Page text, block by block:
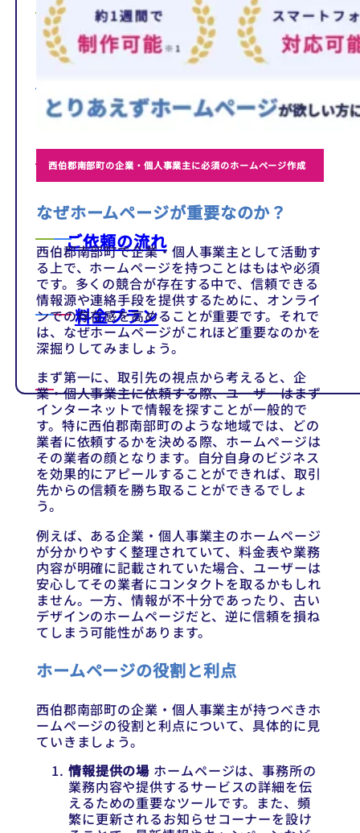
選ばれる理由
制作事例
ご依頼の流れ
料金プラン
西伯郡南部町の企業・個人事業主に必須のホームページ作成
なぜホームページが重要なのか？
西伯郡南部町で企業・個人事業主として活動す
る上で、ホームページを持つことはもはや必須
です。多くの競合が存在する中で、信頼できる
情報源や連絡手段を提供するために、オンライ
ンでの存在感を高めることが重要です。それで
は、なぜホームページがこれほど重要なのかを
深掘りしてみましょう。
まず第一に、取引先の視点から考えると、企
業・個人事業主に依頼する際、ユーザーはまず
インターネットで情報を探すことが一般的で
す。特に西伯郡南部町のような地域では、どの
業者に依頼するかを決める際、ホームページは
その業者の顔となります。自分自身のビジネス
を効果的にアピールすることができれば、取引
先からの信頼を勝ち取ることができるでしょ
う。
例えば、ある企業・個人事業主のホームページ
が分かりやすく整理されていて、料金表や業務
内容が明確に記載されていた場合、ユーザーは
安心してその業者にコンタクトを取るかもしれ
ません。一方、情報が不十分であったり、古い
デザインのホームページだと、逆に信頼を損ね
てしまう可能性があります。
ホームページの役割と利点
西伯郡南部町の企業・個人事業主が持つべきホ
ームページの役割と利点について、具体的に見
ていきましょう。
情報提供の場 ホームページは、事務所の
業務内容や提供するサービスの詳細を伝
えるための重要なツールです。また、頻
繁に更新されるお知らせコーナーを設け